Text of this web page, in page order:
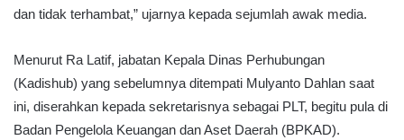
dan tidak terhambat,” ujarnya kepada sejumlah awak media.
Menurut Ra Latif, jabatan Kepala Dinas Perhubungan
(Kadishub) yang sebelumnya ditempati Mulyanto Dahlan saat
ini, diserahkan kepada sekretarisnya sebagai PLT, begitu pula di
Badan Pengelola Keuangan dan Aset Daerah (BPKAD).